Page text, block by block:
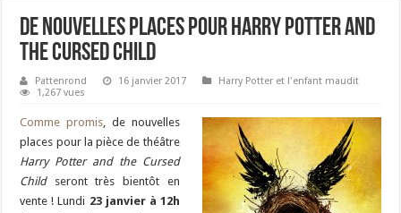
De nouvelles places pour Harry Potter and
the Cursed Child
Pattenrond 16 janvier 2017
Harry Potter et l'enfant maudit
1,267 vues
Comme promis, de nouvelles
places pour la pièce de théâtre
Harry Potter and the Cursed
Childseront très bientôt en
vente ! Lundi 23 janvier à 12h